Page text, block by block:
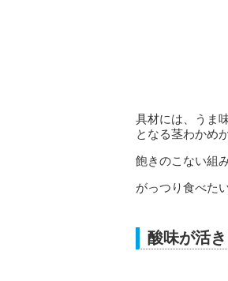
具材には、うま
となる茎わかめ
飽きのこない組
がっつり食べた
酸味が活